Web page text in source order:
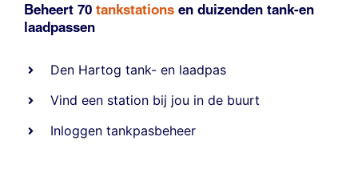
Beheert 70 tankstations en duizenden tank-en
laadpassen
Den Hartog tank- en laadpas
Vind een station bij jou in de buurt
Inloggen tankpasbeheer